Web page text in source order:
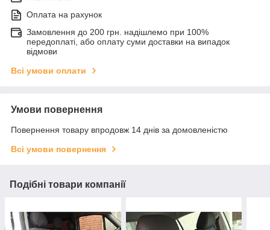
Оплата на рахунок
Замовлення до 200 грн. надішлемо при 100%
передоплаті, або оплату суми доставки на випадок
відмови
Всі умови оплати
Умови повернення
Повернення товару впродовж 14 днів за домовленістю
Всі умови повернення
Подібні товари компанії